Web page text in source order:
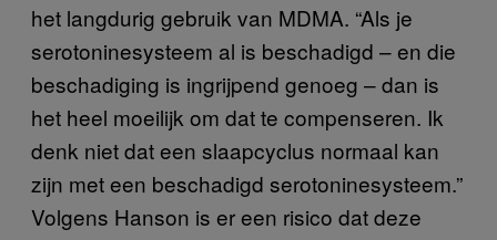
het langdurig gebruik van MDMA. “Als je
serotoninesysteem al is beschadigd – en die
beschadiging is ingrijpend genoeg – dan is
het heel moeilijk om dat te compenseren. Ik
denk niet dat een slaapcyclus normaal kan
zijn met een beschadigd serotoninesysteem.”
Volgens Hanson is er een risico dat deze